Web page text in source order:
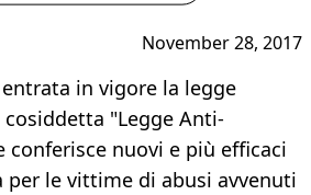
November 28, 2017
in vigore la legge
cosiddetta "Legge Anti-
conferisce nuovi e più efficaci
le vittime di abusi avvenuti